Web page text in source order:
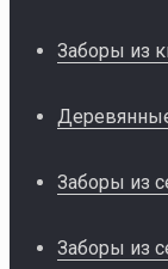
Заборы из
Заборы из
Заборы из